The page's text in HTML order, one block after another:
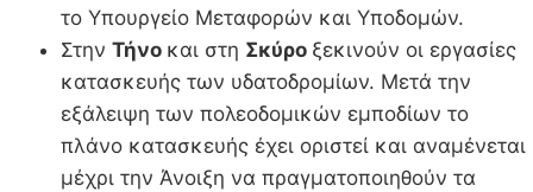
το Υπουργείο Μεταφορών και Υποδομών.
Στην Τήνο και στη Σκύρο ξεκινούν οι εργασίες
κατασκευής των υδατοδρομίων. Μετά την
εξάλειψη των πολεοδομικών εμποδίων το
πλάνο κατασκευής έχει οριστεί και αναμένεται
μέχρι την Άνοιξη να πραγματοποιηθούν τα